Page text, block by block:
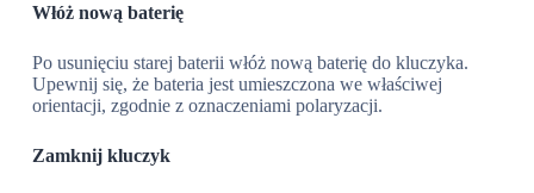
Włóż nową baterię
Po usunięciu starej baterii włóż nową baterię do kluczyka.
Upewnij się, że bateria jest umieszczona we właściwej
orientacji, zgodnie z oznaczeniami polaryzacji.
Zamknij kluczyk